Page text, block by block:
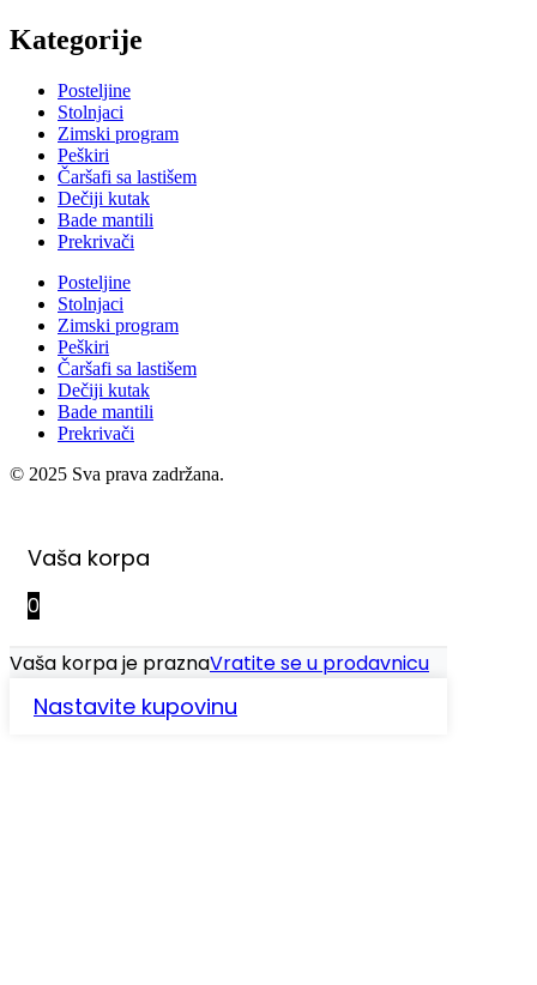
Kategorije
Posteljine
Stolnjaci
Zimski program
Peškiri
Čaršafi sa lastišem
Dečiji kutak
Bade mantili
Prekrivači
Posteljine
Stolnjaci
Zimski program
Peškiri
Čaršafi sa lastišem
Dečiji kutak
Bade mantili
Prekrivači
© 2025 Sva prava zadržana.
Vaša korpa
0
Vaša korpa je praznaVratite se u prodavnicu
Nastavite kupovinu